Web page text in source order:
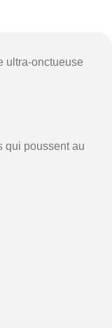
ultra-onctueuse
qui poussent au